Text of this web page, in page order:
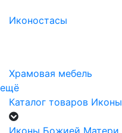
Иконостасы
Храмовая мебель
ещё
Каталог товаров Иконы
Иконы Божией Матери